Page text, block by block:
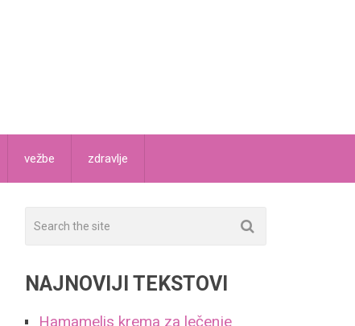
vežbe zdravlje
NAJNOVIJI TEKSTOVI
Hamamelis krema za lečenje